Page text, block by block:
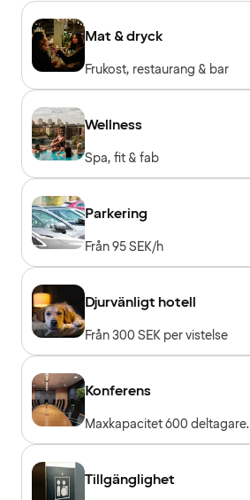
Mat & dryck
Frukost, restaurang & bar
Wellness
Spa, fit & fab
Parkering
Från 95 SEK/h
Djurvänligt hotell
Från 300 SEK per vistelse
Konferens
Maxkapacitet 600 deltagare.
Tillgänglighet